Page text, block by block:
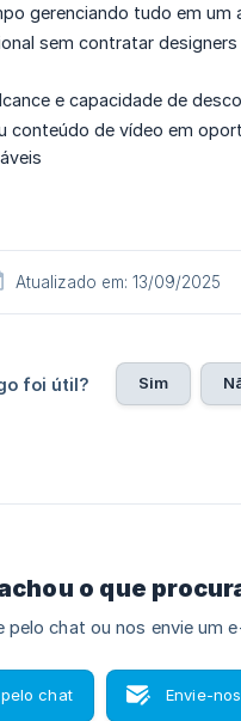
gerenciando tudo em um
sem contratar
e capacidade de
conteúdo de vídeo em
Atualizado em: 13/09/2025
foi útil? Sim
o que
pelo chat ou nos envie um
chat Envie-